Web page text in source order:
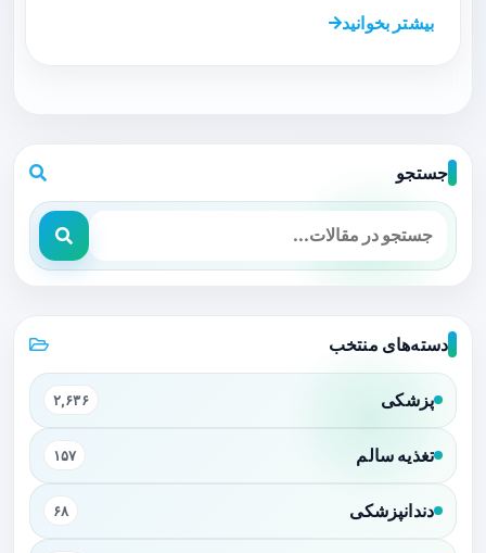
بیشتر بخوانید
جستجو
دسته‌های منتخب
پزشکی ۲,۶۳۶
تغذیه سالم ۱۵۷
دندانپزشکی ۶۸